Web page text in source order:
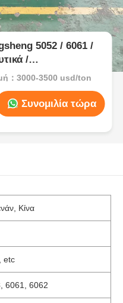
5052 / 6061 /
/
/
：3000-3500 usd/ton
Συνομιλία τώρα
Κίνα
etc
6061, 6062